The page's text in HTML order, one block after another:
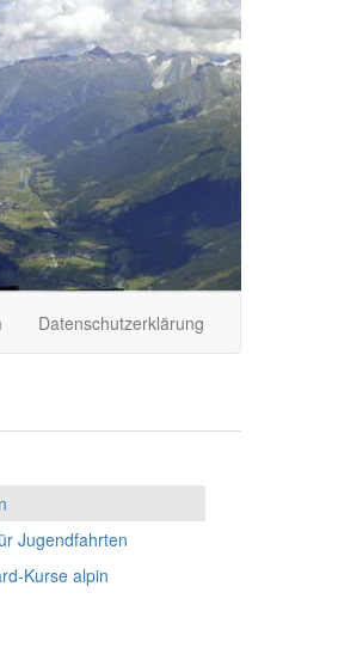
Datenschutzerklärung
Jugendfahrten
Kurse alpin